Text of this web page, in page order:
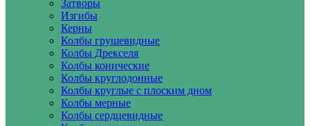
Затворы
Изгибы
Керны
Колбы грушевидные
Колбы Дрекселя
Колбы конические
Колбы круглодонные
Колбы круглые с плоским дном
Колбы мерные
Колбы сердцевидные